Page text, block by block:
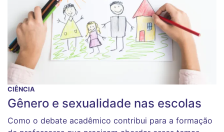
CIÊNCIA
Gênero e sexualidade nas escolas
Como o debate acadêmico contribui para a formação